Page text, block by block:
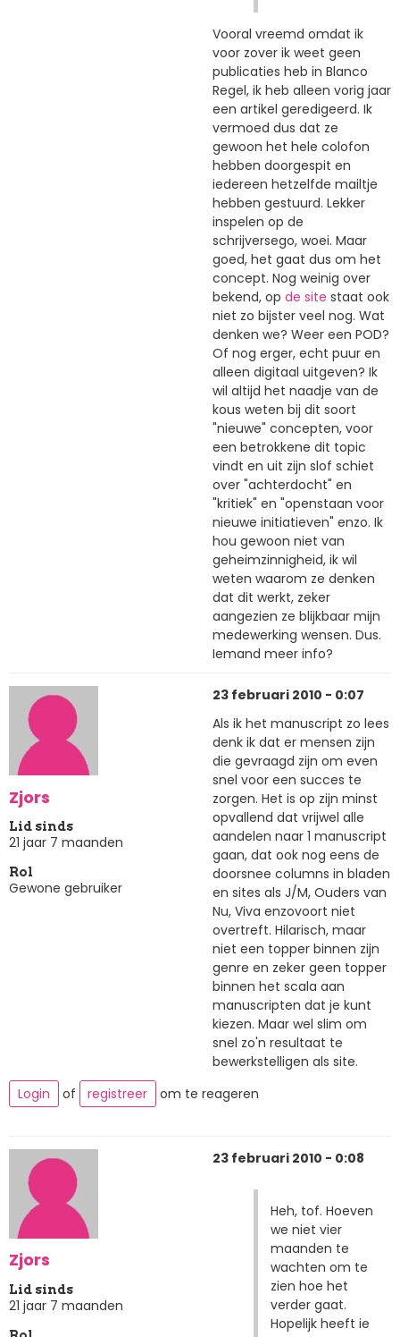
Vooral vreemd omdat ik
voor zover ik weet geen
publicaties heb in Blanco
Regel, ik heb alleen vorig jaar
een artikel geredigeerd. Ik
vermoed dus dat ze
gewoon het hele colofon
hebben doorgespit en
iedereen hetzelfde mailtje
hebben gestuurd. Lekker
inspelen op de
schrijversego, woei. Maar
goed, het gaat dus om het
concept. Nog weinig over
bekend, op de site staat ook
niet zo bijster veel nog. Wat
denken we? Weer een POD?
Of nog erger, echt puur en
alleen digitaal uitgeven? Ik
wil altijd het naadje van de
kous weten bij dit soort
"nieuwe" concepten, voor
een betrokkene dit topic
vindt en uit zijn slof schiet
over "achterdocht" en
"kritiek" en "openstaan voor
nieuwe initiatieven" enzo. Ik
hou gewoon niet van
geheimzinnigheid, ik wil
weten waarom ze denken
dat dit werkt, zeker
aangezien ze blijkbaar mijn
medewerking wensen. Dus.
Iemand meer info?
Zjors
Lid sinds
21 jaar 7 maanden
Rol
Gewone gebruiker
23 februari 2010 - 0:07
Als ik het manuscript zo lees
denk ik dat er mensen zijn
die gevraagd zijn om even
snel voor een succes te
zorgen. Het is op zijn minst
opvallend dat vrijwel alle
aandelen naar 1 manuscript
gaan, dat ook nog eens de
doorsnee columns in bladen
en sites als J/M, Ouders van
Nu, Viva enzovoort niet
overtreft. Hilarisch, maar
niet een topper binnen zijn
genre en zeker geen topper
binnen het scala aan
manuscripten dat je kunt
kiezen. Maar wel slim om
snel zo'n resultaat te
bewerkstelligen als site.
Login
of registreer om te reageren
Zjors
Lid sinds
21 jaar 7 maanden
23 februari 2010 - 0:08
Heh, tof. Hoeven
we niet vier
maanden te
wachten om te
zien hoe het
verder gaat.
Hopelijk heeft ie